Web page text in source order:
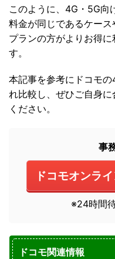
このように、4G・5G向
料金が同じであるケー
プランの方がよりお得
す。
本記事を参考にドコモ
れ比較し、ぜひご自身
ください。
事
ドコモオンラ
※24時間
ドコモ関連情報